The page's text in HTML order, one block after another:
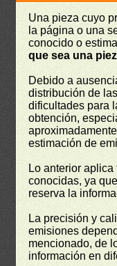
Una pieza cuyo
la página o una
conocido o
que sea una
Debido a
distribución de
dificultades para
obtención,
estimación de
Lo anterior
conocidas, ya
reserva la
La precisión y
emisiones
mencionado, de
información en